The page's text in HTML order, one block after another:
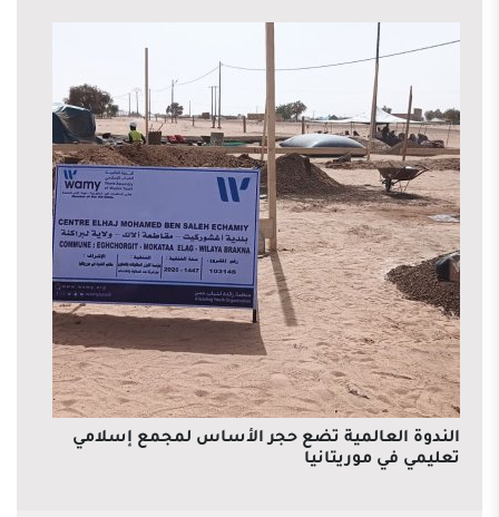
الندوة العالمية تضع حجر الأساس لمجمع إسلامي
تعليمي في موريتانيا